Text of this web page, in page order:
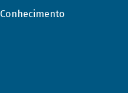
Conhecimento